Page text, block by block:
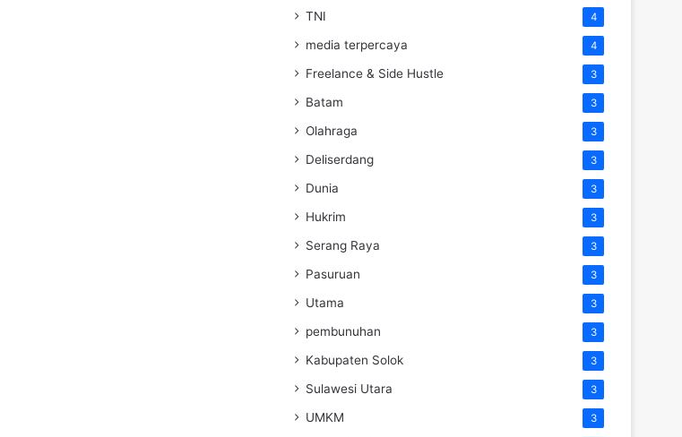
TNI 4
media terpercaya 4
Freelance & Side Hustle 3
Batam 3
Olahraga 3
Deliserdang 3
Dunia 3
Hukrim 3
Serang Raya 3
Pasuruan 3
Utama 3
pembunuhan 3
Kabupaten Solok 3
Sulawesi Utara 3
UMKM 3